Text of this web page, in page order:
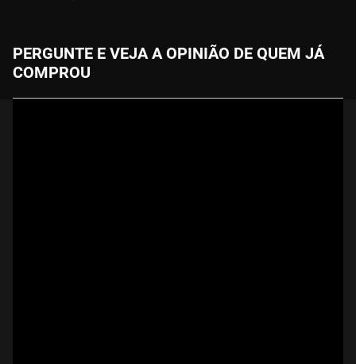
PERGUNTE E VEJA A OPINIÃO DE QUEM JÁ
COMPROU